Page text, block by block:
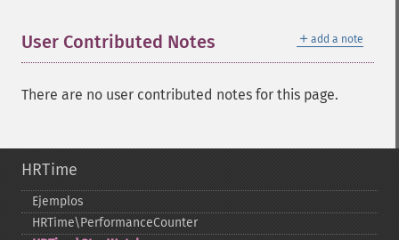
＋ add a note
User Contributed Notes
There are no user contributed notes for this page.
HRTime
Ejemplos
HRTime\PerformanceCounter